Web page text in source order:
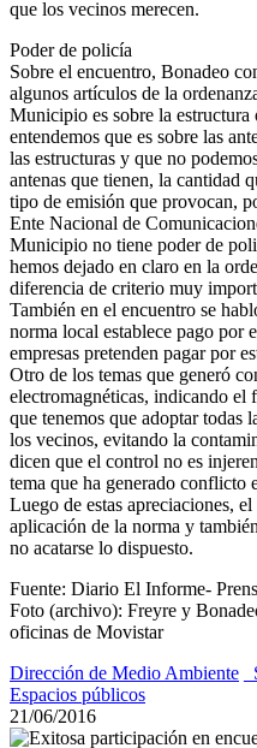
que los vecinos merecen.
Poder de policía
Sobre el encuentro, Bonadeo
algunos artículos de la
Municipio es sobre la estructura
entendemos que es sobre las
las estructuras y que no
antenas que tienen, la cantidad
tipo de emisión que provocan,
Ente Nacional de
Municipio no tiene poder de
hemos dejado en claro en la
diferencia de criterio muy
También en el encuentro se
norma local establece pago por
empresas pretenden pagar por
Otro de los temas que generó
electromagnéticas, indicando el
que tenemos que adoptar todas
los vecinos, evitando la
dicen que el control no es
tema que ha generado conflicto
Luego de estas apreciaciones,
aplicación de la norma y
no acatarse lo dispuesto.
Fuente: Diario El Informe-
Foto (archivo): Freyre y
oficinas de Movistar
Dirección de Medio Ambiente
Espacios públicos
21/06/2016